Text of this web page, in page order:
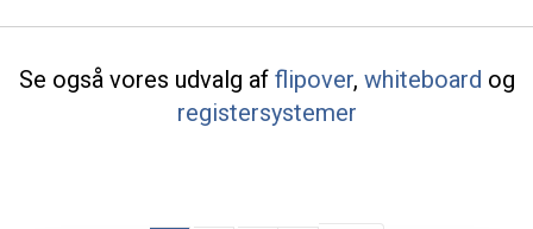
Se også vores udvalg af flipover, whiteboard og
registersystemer